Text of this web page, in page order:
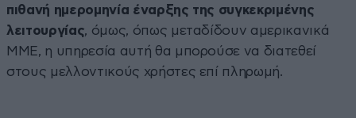
πιθανή ημερομηνία έναρξης της συγκεκριμένης
λειτουργίας, όμως, όπως μεταδίδουν αμερικανικά
ΜΜΕ, η υπηρεσία αυτή θα μπορούσε να διατεθεί
στους μελλοντικούς χρήστες επί πληρωμή.